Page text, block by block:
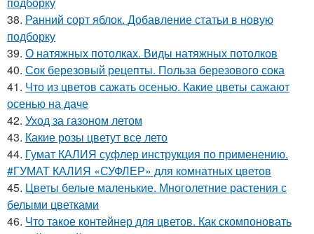
38. Ранний сорт яблок. Добавление статьи в новую
подборку
39. О натяжных потолках. Виды натяжных потолков
40. Сок березовый рецепты. Польза березового сока
41. Что из цветов сажать осенью. Какие цветы сажают
осенью на даче
42. Уход за газоном летом
43. Какие розы цветут все лето
44. Гумат КАЛИЯ суфлер инструкция по применению.
#ГУМАТ КАЛИЯ «СУФЛЕР» для комнатных цветов
45. Цветы белые маленькие. Многолетние растения с
белыми цветками
46. Что такое контейнер для цветов. Как скомпоновать